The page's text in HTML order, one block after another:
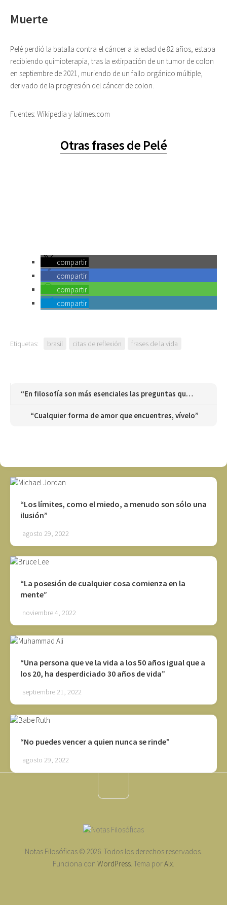
Muerte
Pelé perdió la batalla contra el cáncer a la edad de 82 años, estaba
recibiendo quimioterapia, tras la extirpación de un tumor de colon
en septiembre de 2021, muriendo de un fallo orgánico múltiple,
derivado de la progresión del cáncer de colon.
Fuentes: Wikipedia y latimes.com
Otras frases de Pelé
compartir
compartir
compartir
compartir
Etiquetas: brasil citas de reflexión frases de la vida
“En filosofía son más esenciales las preguntas que las respuestas”
“Cualquier forma de amor que encuentres, vívelo”
“Los límites, como el miedo, a menudo son sólo una
ilusión”
agosto 29, 2022
“La posesión de cualquier cosa comienza en la
mente”
noviembre 4, 2022
“Una persona que ve la vida a los 50 años igual que a
los 20, ha desperdiciado 30 años de vida”
septiembre 21, 2022
“No puedes vencer a quien nunca se rinde”
agosto 29, 2022
Notas Filosóficas © 2026. Todos los derechos reservados.
Funciona con WordPress. Tema porAlx.